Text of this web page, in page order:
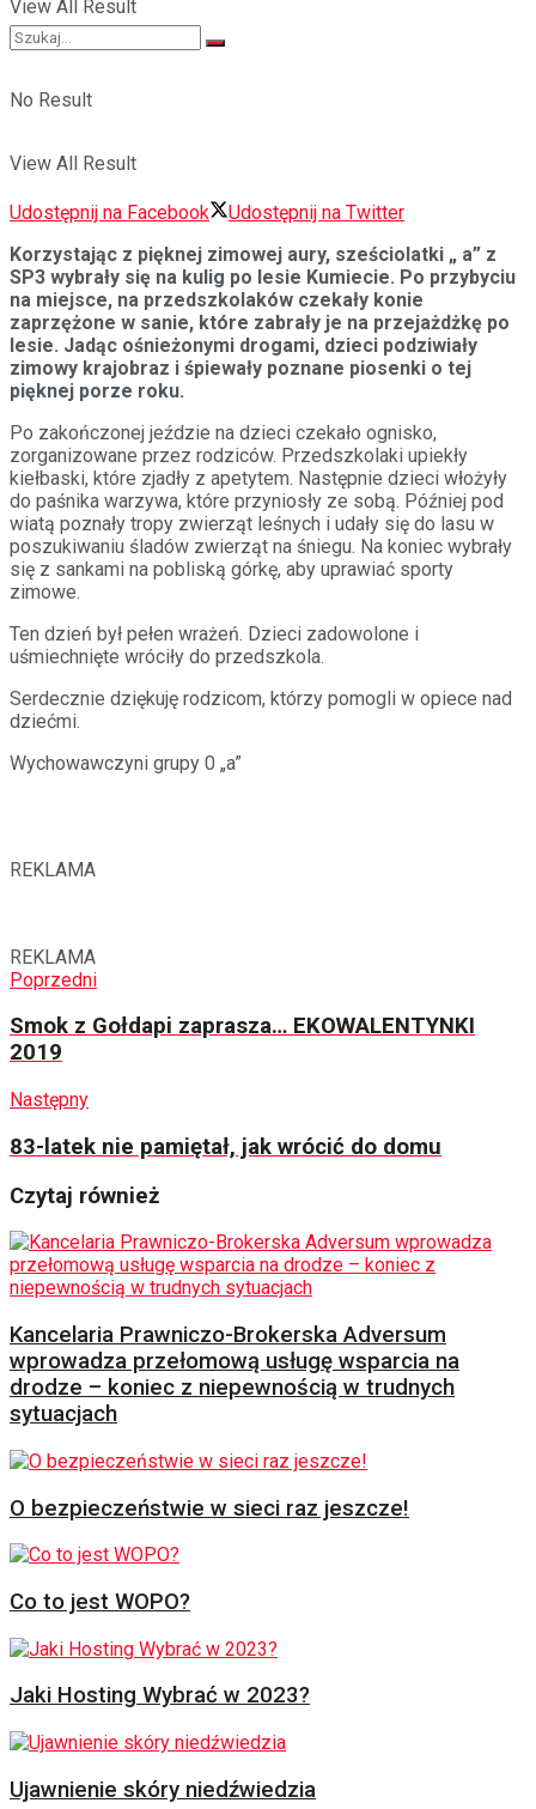
View All Result
No Result
View All Result
Udostępnij na Facebook
Udostępnij na Twitter
Korzystając z pięknej zimowej aury, sześciolatki „ a” z
SP3 wybrały się na kulig po lesie Kumiecie. Po przybyciu
na miejsce, na przedszkolaków czekały konie
zaprzężone w sanie, które zabrały je na przejażdżkę po
lesie. Jadąc ośnieżonymi drogami, dzieci podziwiały
zimowy krajobraz i śpiewały poznane piosenki o tej
pięknej porze roku.
Po zakończonej jeździe na dzieci czekało ognisko,
zorganizowane przez rodziców. Przedszkolaki upiekły
kiełbaski, które zjadły z apetytem. Następnie dzieci włożyły
do paśnika warzywa, które przyniosły ze sobą. Później pod
wiatą poznały tropy zwierząt leśnych i udały się do lasu w
poszukiwaniu śladów zwierząt na śniegu. Na koniec wybrały
się z sankami na pobliską górkę, aby uprawiać sporty
zimowe.
Ten dzień był pełen wrażeń. Dzieci zadowolone i
uśmiechnięte wróciły do przedszkola.
Serdecznie dziękuję rodzicom, którzy pomogli w opiece nad
dziećmi.
Wychowawczyni grupy 0 „a”
REKLAMA
REKLAMA
Poprzedni
Smok z Gołdapi zaprasza… EKOWALENTYNKI
2019
Następny
83-latek nie pamiętał, jak wrócić do domu
Czytaj również
Kancelaria Prawniczo-Brokerska Adversum
wprowadza przełomową usługę wsparcia na
drodze – koniec z niepewnością w trudnych
sytuacjach
O bezpieczeństwie w sieci raz jeszcze!
Co to jest WOPO?
Jaki Hosting Wybrać w 2023?
Ujawnienie skóry niedźwiedzia